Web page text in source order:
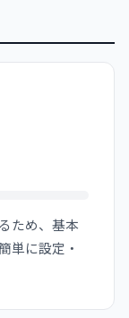
ため、基本
単に設定・